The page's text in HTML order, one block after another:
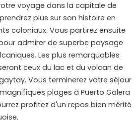
voyage dans la capitale de
plus sur son histoire en
coloniaux. Vous partirez ensuite
admirer de superbe paysage
Les plus remarquables
ceux du lac et du volcan de
Vous terminerez votre séjour
plages à Puerto Galera
profitez d'un repos bien mérité